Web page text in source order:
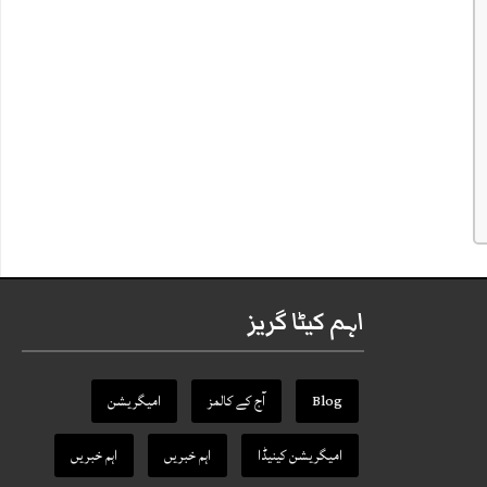
اہم کیٹا گریز
Blog آج کے کالمز
امیگریشن
امیگریشن کینیڈا
اہم خبریں اہم خبریں